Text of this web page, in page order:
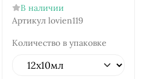
В наличии
Артикул lovien119
Количество в упаковке